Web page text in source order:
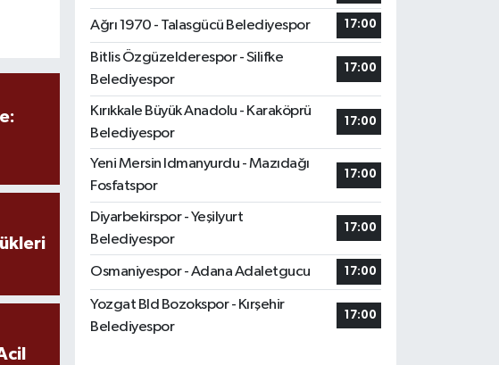
Ağrı 1970 - Talasgücü Belediyespor 17:00
Bitlis Özgüzelderespor - Silifke
Belediyespor
17:00
Kırıkkale Büyük Anadolu - Karaköprü
Belediyespor
17:00
Yeni Mersin Idmanyurdu - Mazıdağı
Fosfatspor
17:00
Diyarbekirspor - Yeşilyurt
Belediyespor
17:00
Osmaniyespor - Adana Adaletgucu 17:00
Yozgat Bld Bozokspor - Kırşehir
Belediyespor
17:00